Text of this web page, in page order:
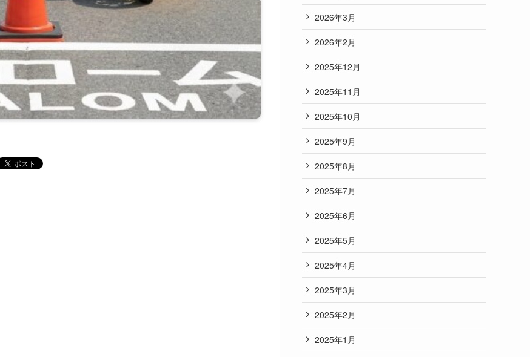
2026年3月
2026年2月
2025年12月
2025年11月
2025年10月
2025年9月
2025年8月
2025年7月
2025年6月
2025年5月
2025年4月
2025年3月
2025年2月
2025年1月